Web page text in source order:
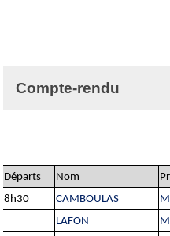
Compte-rendu
Départs Nom
8h30
CAMBOULAS
LAFON